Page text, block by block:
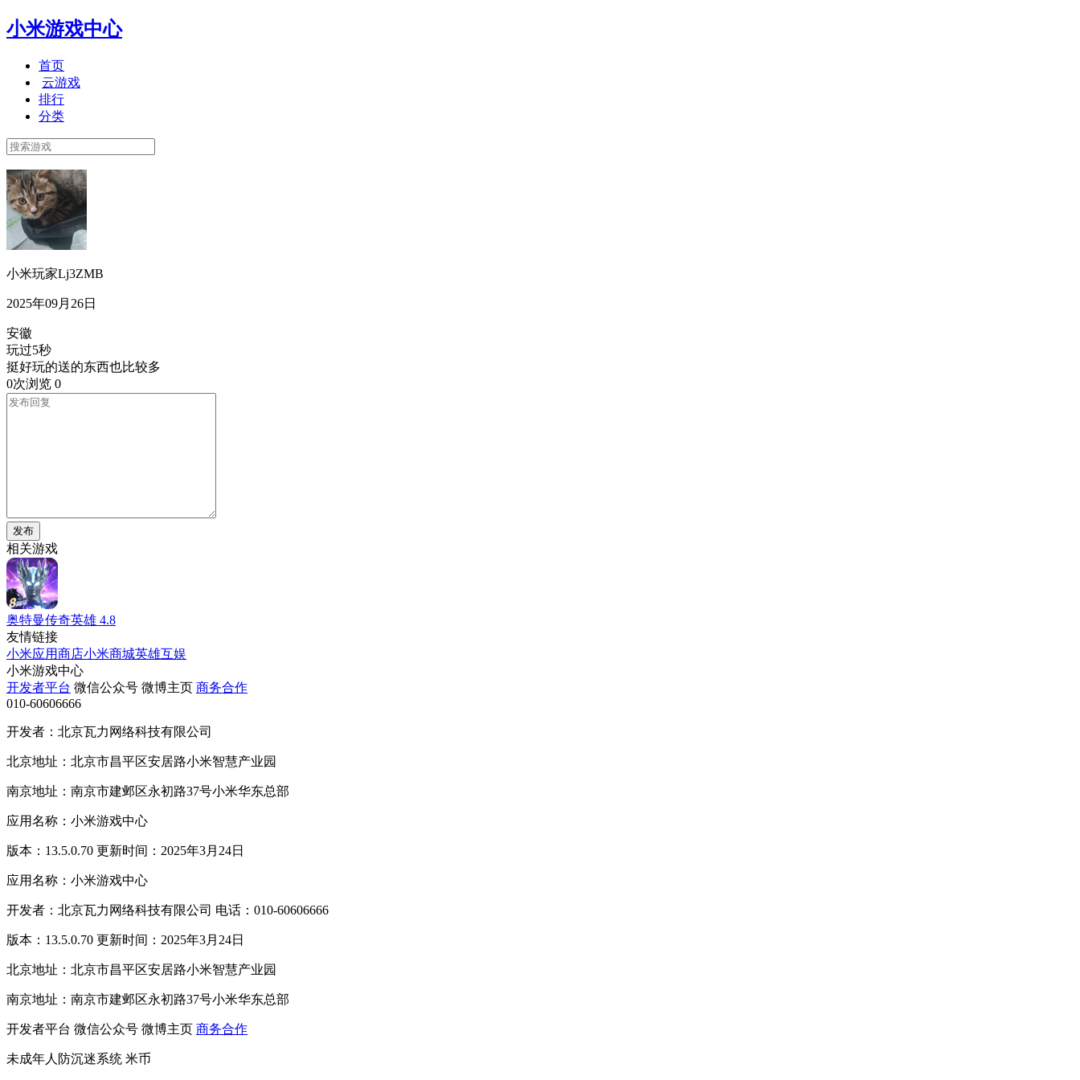
小米游戏中心
首页
云游戏
排行
分类
小米玩家Lj3ZMB
2025年09月26日
安徽
玩过5秒
挺好玩的送的东西也比较多
0次浏览 0
发布
相关游戏
奥特曼传奇英雄 4.8
友情链接
小米应用商店小米商城英雄互娱
小米游戏中心
开发者平台 微信公众号 微博主页 商务合作
010-60606666
开发者：北京瓦力网络科技有限公司
北京地址：北京市昌平区安居路小米智慧产业园
南京地址：南京市建邺区永初路37号小米华东总部
应用名称：小米游戏中心
版本：13.5.0.70 更新时间：2025年3月24日
应用名称：小米游戏中心
开发者：北京瓦力网络科技有限公司 电话：010-60606666
版本：13.5.0.70 更新时间：2025年3月24日
北京地址：北京市昌平区安居路小米智慧产业园
南京地址：南京市建邺区永初路37号小米华东总部
开发者平台 微信公众号 微博主页 商务合作
未成年人防沉迷系统 米币